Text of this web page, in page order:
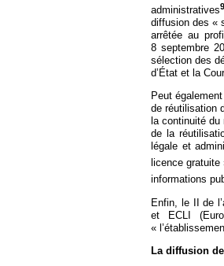
administratives9
diffusion des «
arrêtée au
8 septembre
sélection des
d’État et la
Peut
de réutilisation
la continuité du
de la
légale et
licence gratuite
informations
Enfin, le II de
et ECLI
«
La diffusion